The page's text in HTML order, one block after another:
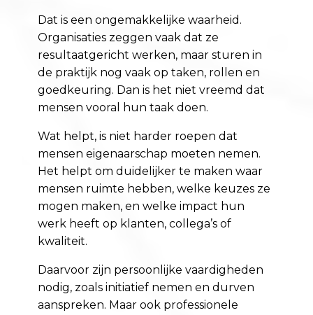
Dat is een ongemakkelijke waarheid.
Organisaties zeggen vaak dat ze
resultaatgericht werken, maar sturen in
de praktijk nog vaak op taken, rollen en
goedkeuring. Dan is het niet vreemd dat
mensen vooral hun taak doen.
Wat helpt, is niet harder roepen dat
mensen eigenaarschap moeten nemen.
Het helpt om duidelijker te maken waar
mensen ruimte hebben, welke keuzes ze
mogen maken, en welke impact hun
werk heeft op klanten, collega’s of
kwaliteit.
Daarvoor zijn persoonlijke vaardigheden
nodig, zoals initiatief nemen en durven
aanspreken. Maar ook professionele